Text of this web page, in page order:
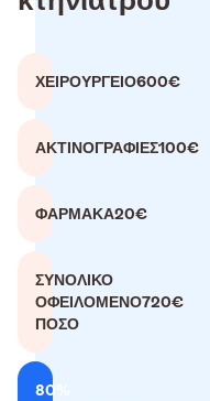
ΧΕΙΡΟΥΡΓΕΊΟ600€
ΑΚΤΙΝΟΓΡΑΦΊΕΣ100€
ΦΆΡΜΑΚΑ20€
ΣΥΝΟΛΙΚΟ
ΟΦΕΙΛΟΜΕΝΟ
ΠΟΣΟ
720€
80%